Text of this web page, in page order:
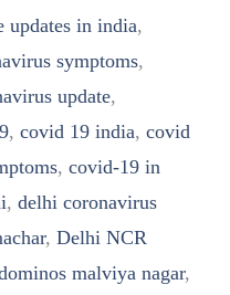
updates in india,
symptoms,
update,
, covid 19 india, covid
, covid-19 in
, delhi coronavirus
, Delhi NCR
malviya nagar,